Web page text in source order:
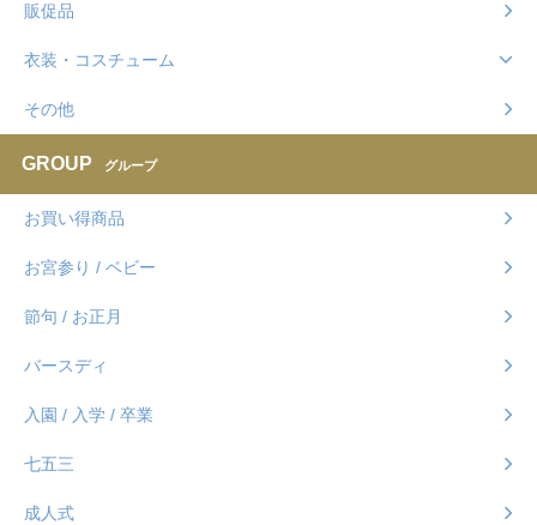
販促品
衣装・コスチューム
その他
GROUP グループ
お買い得商品
お宮参り / ベビー
節句 / お正月
バースディ
入園 / 入学 / 卒業
七五三
成人式